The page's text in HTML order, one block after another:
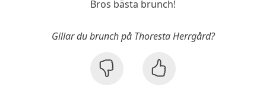
Bros bästa brunch!
Gillar du brunch på Thoresta Herrgård?